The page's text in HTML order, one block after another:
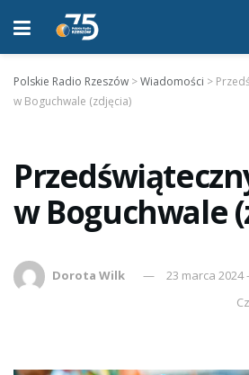
Polskie Radio Rzeszów >Wiadomości >
w Boguchwale (zdjęcia)
w Boguchwale
Dorota Wilk 23 marca 2024